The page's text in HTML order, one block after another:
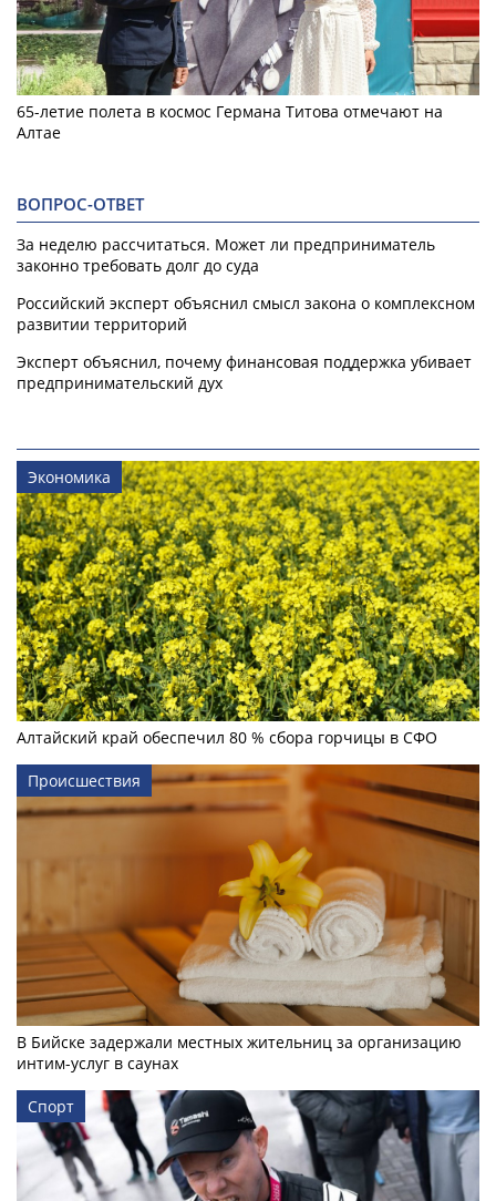
65-летие полета в космос Германа Титова отмечают на
Алтае
ВОПРОС-ОТВЕТ
За неделю рассчитаться. Может ли предприниматель
законно требовать долг до суда
Российский эксперт объяснил смысл закона о комплексном
развитии территорий
Эксперт объяснил, почему финансовая поддержка убивает
предпринимательский дух
Экономика
Алтайский край обеспечил 80 % сбора горчицы в СФО
Происшествия
В Бийске задержали местных жительниц за организацию
интим-услуг в саунах
Спорт